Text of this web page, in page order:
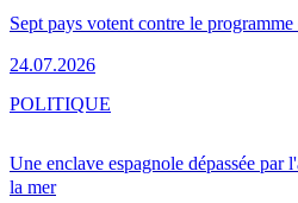
Sept pays votent contre le
24.07.2026
Une enclave espagnole dépassée
la mer
POLITIQUE